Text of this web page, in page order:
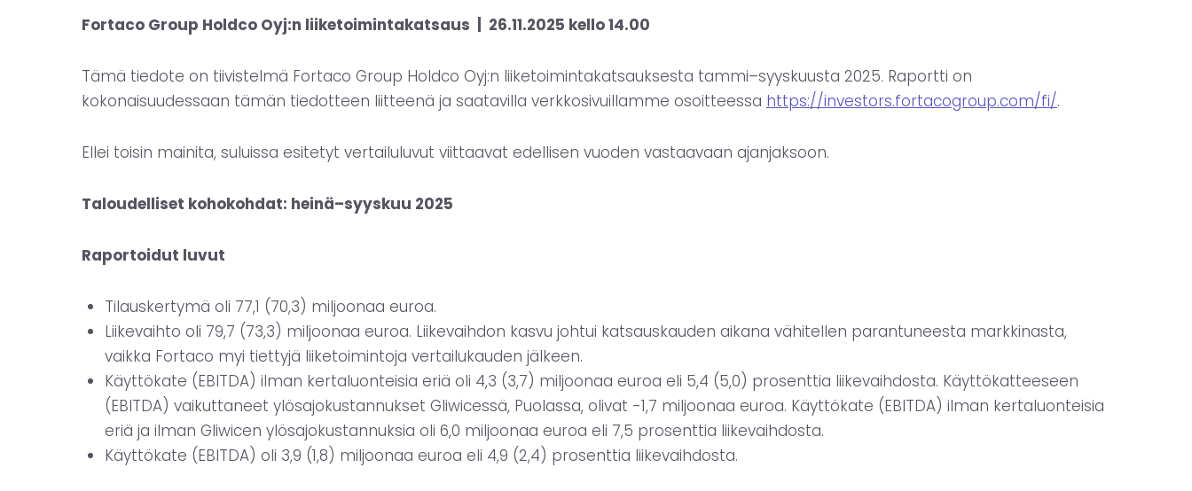
Fortaco Group Holdco Oyj:n liiketoimintakatsaus | 26.11.2025 kello 14.00
Tämä tiedote on tiivistelmä Fortaco Group Holdco Oyj:n liiketoimintakatsauksesta tammi–syyskuusta 2025. Raportti on
kokonaisuudessaan tämän tiedotteen liitteenä ja saatavilla verkkosivuillamme osoitteessa https://investors.fortacogroup.com/fi/.
Ellei toisin mainita, suluissa esitetyt vertailuluvut viittaavat edellisen vuoden vastaavaan ajanjaksoon.
Taloudelliset kohokohdat: heinä–syyskuu 2025
Raportoidut luvut
Tilauskertymä oli 77,1 (70,3) miljoonaa euroa.
Liikevaihto oli 79,7 (73,3) miljoonaa euroa. Liikevaihdon kasvu johtui katsauskauden aikana vähitellen parantuneesta markkinasta,
vaikka Fortaco myi tiettyjä liiketoimintoja vertailukauden jälkeen.
Käyttökate (EBITDA) ilman kertaluonteisia eriä oli 4,3 (3,7) miljoonaa euroa eli 5,4 (5,0) prosenttia liikevaihdosta. Käyttökatteeseen
(EBITDA) vaikuttaneet ylösajokustannukset Gliwicessä, Puolassa, olivat -1,7 miljoonaa euroa. Käyttökate (EBITDA) ilman kertaluonteisia
eriä ja ilman Gliwicen ylösajokustannuksia oli 6,0 miljoonaa euroa eli 7,5 prosenttia liikevaihdosta.
Käyttökate (EBITDA) oli 3,9 (1,8) miljoonaa euroa eli 4,9 (2,4) prosenttia liikevaihdosta.